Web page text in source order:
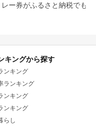
レー券がふるさと納税でもら
キングから探す
ンキング
ランキング
ンキング
ンキング
らし